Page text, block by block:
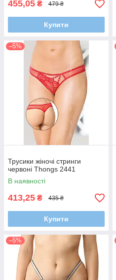
455,05 ₴ 479 ₴
Купити
–5%
Трусики жіночі стринги
червоні Thongs 2441
В наявності
413,25 ₴ 435 ₴
Купити
–5%